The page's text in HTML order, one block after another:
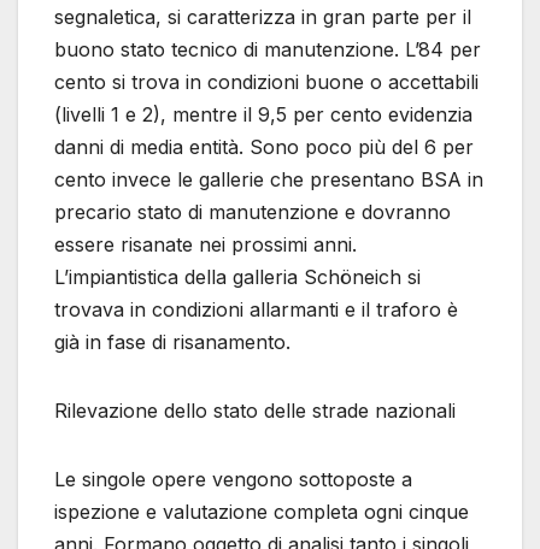
segnaletica, si caratterizza in gran parte per il
buono stato tecnico di manutenzione. L’84 per
cento si trova in condizioni buone o accettabili
(livelli 1 e 2), mentre il 9,5 per cento evidenzia
danni di media entità. Sono poco più del 6 per
cento invece le gallerie che presentano BSA in
precario stato di manutenzione e dovranno
essere risanate nei prossimi anni.
L’impiantistica della galleria Schöneich si
trovava in condizioni allarmanti e il traforo è
già in fase di risanamento.
Rilevazione dello stato delle strade nazionali
Le singole opere vengono sottoposte a
ispezione e valutazione completa ogni cinque
anni. Formano oggetto di analisi tanto i singoli